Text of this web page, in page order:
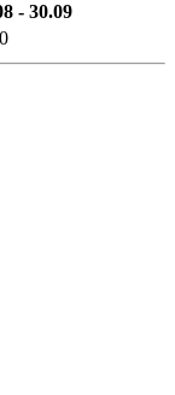
- 30.09